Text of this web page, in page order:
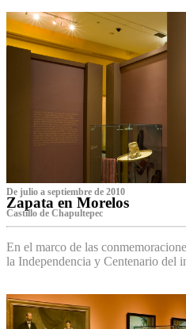
De julio a septiembre de 2010
Zapata en Morelos
Castillo de Chapultepec
En el marco de las
la Independencia y Centenario